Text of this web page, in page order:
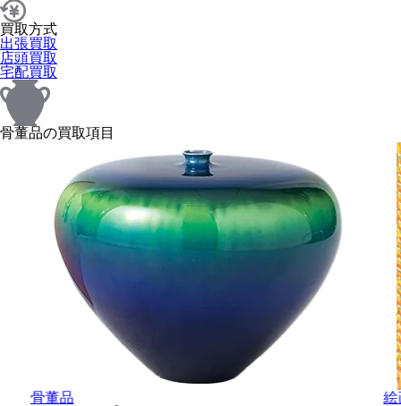
買取方式
出張買取
店頭買取
宅配買取
骨董品の買取項目
骨董品 絵